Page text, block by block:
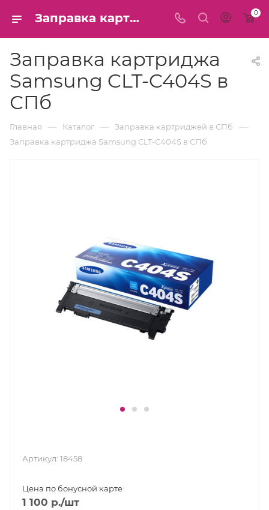
Заправка картриджа Samsung CLT-C404S в СПб 0
Заправка картриджа
Samsung CLT-C404S в
СПб
Главная — Каталог — Заправка картриджей в СПб —
Заправка картриджа Samsung CLT-C404S в СПб
Артикул: 18458
Цена по бонусной карте
1 100 р./шт